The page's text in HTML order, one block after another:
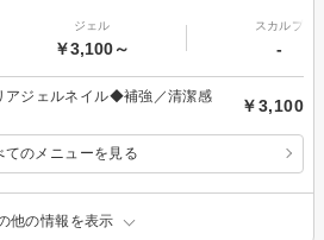
ジェル
￥3,100～
スカルプ
-
アジェルネイル◆補強／清潔感
￥3,100
てのメニューを見る
他の情報を表示